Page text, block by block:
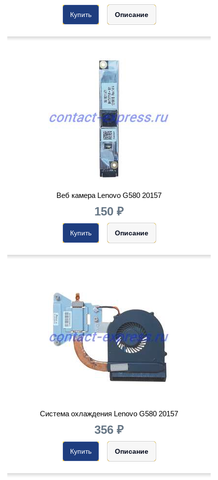
Купить Описание
Веб камера Lenovo G580 20157
150 ₽
Купить Описание
Система охлаждения Lenovo G580 20157
356 ₽
Купить Описание